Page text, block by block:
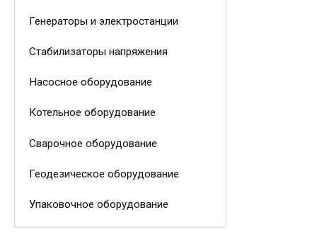
Генераторы и электростанции
Стабилизаторы напряжения
Насосное оборудование
Котельное оборудование
Сварочное оборудование
Геодезическое оборудование
Упаковочное оборудование